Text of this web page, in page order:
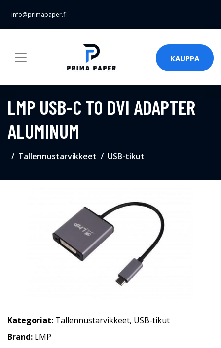
info@primapaper.fi
KAUPPA
LMP USB-C TO DVI ADAPTER
ALUMINUM
Tallennustarvikkeet USB-tikut
Kategoriat: Tallennustarvikkeet, USB-tikut
Brand: LMP